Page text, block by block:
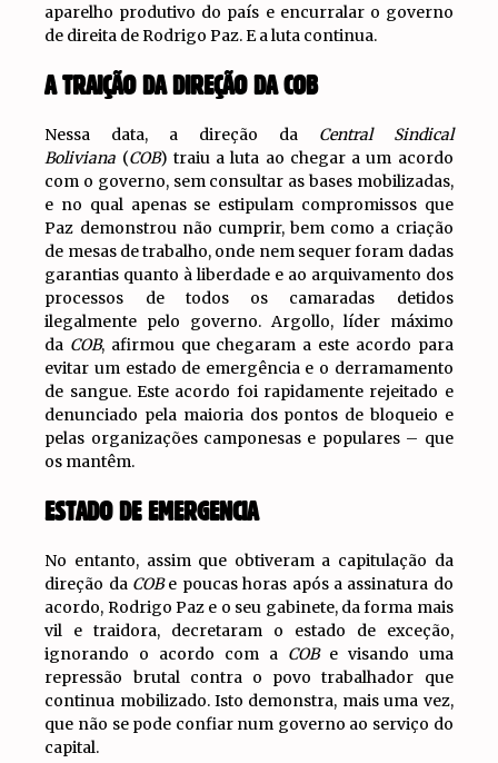
aparelho produtivo do país e encurralar o governo
de direita de Rodrigo Paz. E a luta continua.
A TRAIÇÃO DA DIREÇÃO DA COB
Nessa data, a direção da Central Sindical
Boliviana (COB) traiu a luta ao chegar a um acordo
com o governo, sem consultar as bases mobilizadas,
e no qual apenas se estipulam compromissos que
Paz demonstrou não cumprir, bem como a criação
de mesas de trabalho, onde nem sequer foram dadas
garantias quanto à liberdade e ao arquivamento dos
processos de todos os camaradas detidos
ilegalmente pelo governo. Argollo, líder máximo
da COB, afirmou que chegaram a este acordo para
evitar um estado de emergência e o derramamento
de sangue. Este acordo foi rapidamente rejeitado e
denunciado pela maioria dos pontos de bloqueio e
pelas organizações camponesas e populares – que
os mantêm.
ESTADO DE EMERGENCIA
No entanto, assim que obtiveram a capitulação da
direção da COBe poucas horas após a assinatura do
acordo, Rodrigo Paz e o seu gabinete, da forma mais
vil e traidora, decretaram o estado de exceção,
ignorando o acordo com a COBe visando uma
repressão brutal contra o povo trabalhador que
continua mobilizado. Isto demonstra, mais uma vez,
que não se pode confiar num governo ao serviço do
capital.